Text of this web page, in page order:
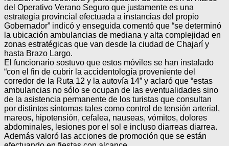
del Operativo Verano Seguro que justamente es una
estrategia provincial efectuada a instancias del propio
Gobernador” indicó y enseguida comentó que “se determinó
la ubicación ambulancias de mediana y alta complejidad en
zonas estratégicas que van desde la ciudad de Chajarí y
hasta Brazo Largo.
El funcionario sostuvo que estos móviles se han instalado
“con el fin de cubrir la accidentología proveniente del
corredor de la Ruta 12 y la autovía 14” y aclaró que “estas
ambulancias no sólo se ocupan de las eventualidades sino
de la asistencia permanente de los turistas que consultan
por distintos síntomas tales como control de tensión arterial,
mareos, hipotensión, cefalea, nauseas, vómitos, dolores
abdominales, lesiones por el sol e incluso diarreas diarrea.
Además valoró las acciones de promoción que se están